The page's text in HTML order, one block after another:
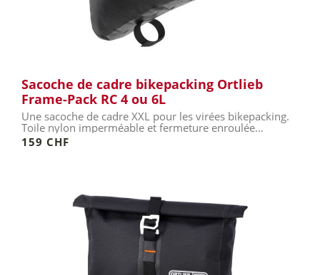
Sacoche de cadre bikepacking Ortlieb
Frame-Pack RC 4 ou 6L
Une sacoche de cadre XXL pour les virées bikepacking.
Toile nylon imperméable et fermeture enroulée
étanche.
159 CHF